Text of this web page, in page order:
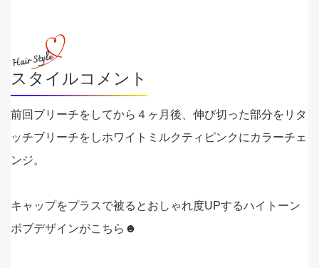
スタイルコメント
前回ブリーチをしてから４ヶ月後、伸び切った部分をリタ
ッチブリーチをしホワイトミルクティピンクにカラーチェ
ンジ。
キャップをプラスで被るとおしゃれ度UPするハイトーン
ボブデザインがこちら☻